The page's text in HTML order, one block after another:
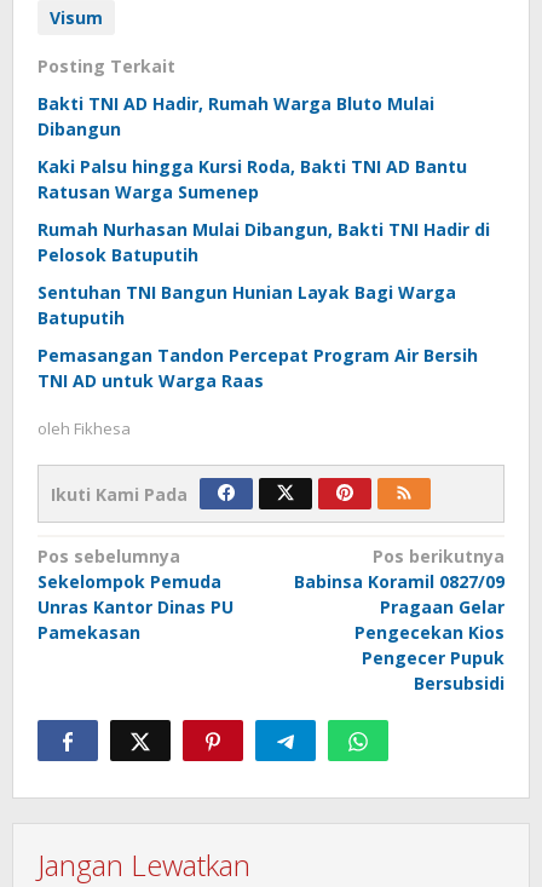
Visum
Posting Terkait
Bakti TNI AD Hadir, Rumah Warga Bluto Mulai
Dibangun
Kaki Palsu hingga Kursi Roda, Bakti TNI AD Bantu
Ratusan Warga Sumenep
Rumah Nurhasan Mulai Dibangun, Bakti TNI Hadir di
Pelosok Batuputih
Sentuhan TNI Bangun Hunian Layak Bagi Warga
Batuputih
Pemasangan Tandon Percepat Program Air Bersih
TNI AD untuk Warga Raas
oleh Fikhesa
Ikuti Kami Pada
Navigasi
pos
Pos sebelumnya
Sekelompok Pemuda
Unras Kantor Dinas PU
Pamekasan
Pos berikutnya
Babinsa Koramil 0827/09
Pragaan Gelar
Pengecekan Kios
Pengecer Pupuk
Bersubsidi‎
Jangan Lewatkan